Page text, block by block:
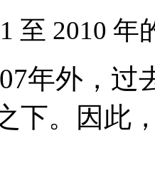
至 2010
年外，过
下。因此